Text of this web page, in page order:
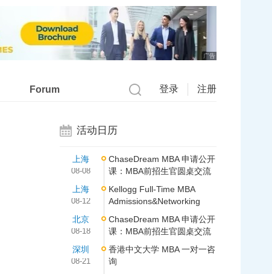
广告
Forum 登录 注册
活动日历
上海
08-08
ChaseDream MBA 申请公开
课：MBA前招生官圆桌交流
上海
08-12
Kellogg Full-Time MBA
Admissions&Networking
北京
08-18
ChaseDream MBA 申请公开
课：MBA前招生官圆桌交流
深圳
08-21
香港中文大学 MBA 一对一咨
询